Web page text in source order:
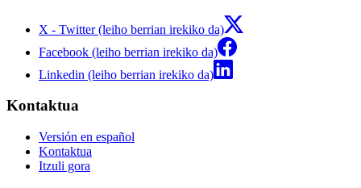
X - Twitter (leiho berrian irekiko da)
Facebook (leiho berrian irekiko da)
Linkedin (leiho berrian irekiko da)
Kontaktua
Versión en español
Kontaktua
Itzuli gora